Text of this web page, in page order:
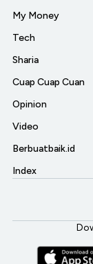
My Money
Tech
Sharia
Cuap Cuap Cuan
Opinion
Video
Berbuatbaik.id
Index